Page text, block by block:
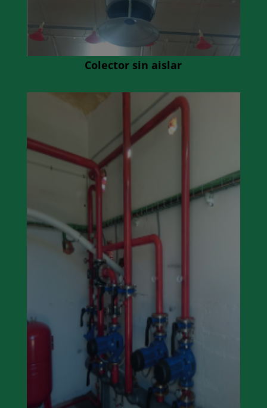
Colector sin aislar